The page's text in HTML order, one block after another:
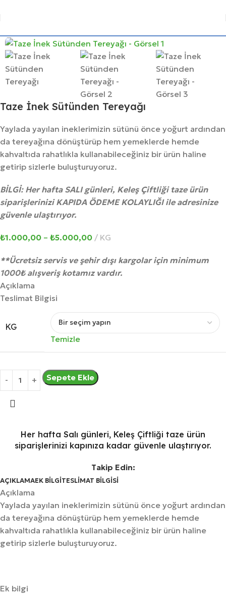
Taze İnek Sütünden Tereyağı
Yaylada yayılan ineklerimizin sütünü önce yoğurt ardından
da tereyağına dönüştürüp hem yemeklerde hemde
kahvaltıda rahatlıkla kullanabileceğiniz bir ürün haline
getirip sizlerle buluşturuyoruz.
BİLGİ: Her hafta SALI günleri, Keleş Çiftliği taze ürün
siparişlerinizi KAPIDA ÖDEME KOLAYLIĞI ile adresinize
güvenle ulaştırıyor.
₺1.000,00 – ₺5.000,00 KG
**Ücretsiz servis ve şehir dışı kargolar için minimum
1000₺ alışveriş kotamız vardır.
Açıklama
Teslimat Bilgisi
KG
Temizle
Sepete Ekle
Her hafta Salı günleri, Keleş Çiftliği taze ürün
siparişlerinizi kapınıza kadar güvenle ulaştırıyor.
Takip Edin:
AÇIKLAMAEK BILGITESLIMAT BILGISI
Açıklama
Yaylada yayılan ineklerimizin sütünü önce yoğurt ardından
da tereyağına dönüştürüp hem yemeklerde hemde
kahvaltıda rahatlıkla kullanabileceğiniz bir ürün haline
getirip sizlerle buluşturuyoruz.
Ek bilgi